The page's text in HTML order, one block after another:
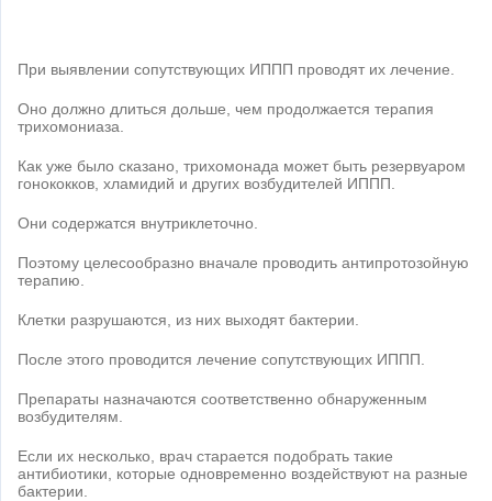
При выявлении сопутствующих ИППП проводят их лечение.
Оно должно длиться дольше, чем продолжается терапия
трихомониаза.
Как уже было сказано, трихомонада может быть резервуаром
гонококков, хламидий и других возбудителей ИППП.
Они содержатся внутриклеточно.
Поэтому целесообразно вначале проводить антипротозойную
терапию.
Клетки разрушаются, из них выходят бактерии.
После этого проводится лечение сопутствующих ИППП.
Препараты назначаются соответственно обнаруженным
возбудителям.
Если их несколько, врач старается подобрать такие
антибиотики, которые одновременно воздействуют на разные
бактерии.